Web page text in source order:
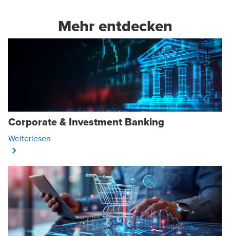
Mehr entdecken
Corporate & Investment Banking
Weiterlesen